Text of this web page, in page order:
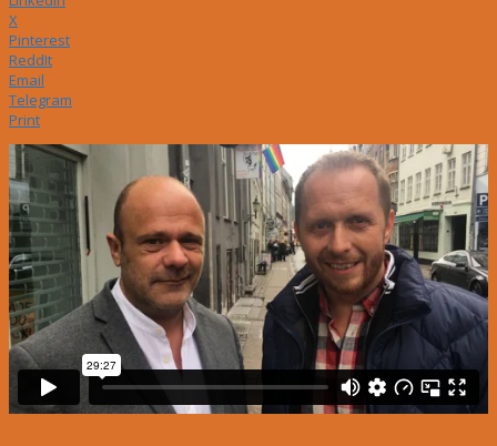
X
Pinterest
ReddIt
Email
Telegram
Print